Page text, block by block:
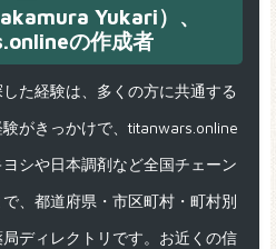
Yukari）、
の作成者
た経験は、多くの方に共通する
がきっかけで、titanwars.online
シや日本調剤など全国チェーン
、都道府県・市区町村・町村別
ディレクトリです。お近くの信